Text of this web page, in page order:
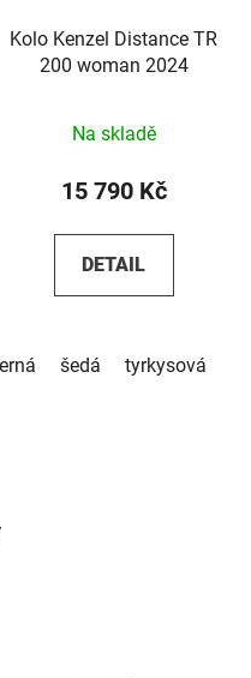
Kolo Kenzel Distance TR
200 woman 2024
Na skladě
15 790 Kč
DETAIL
šedá tyrkysová